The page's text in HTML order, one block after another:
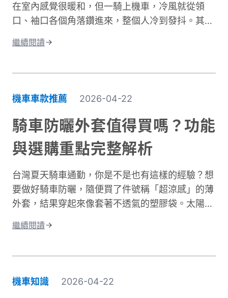
在室內感覺很暖和，但一騎上機車，冷風就從領
口、袖口各個角落鑽進來，整個人冷到發抖。其實
護。台灣氣候的冬季雖然氣溫很少跌破0度，但
擊。當你在冬季騎車時，迎面而來的強風會快速破
壞人體周圍的隔熱空氣層。即使環境溫度有
10°C，在時速 50 公里的風壓下，體感溫度約降至
5 至 6°C 左右，溫降幅度接近一半。 更糟的是，
台灣冬季平均相對濕度經常高於75%。潮濕空氣傳
灌進衣服裡，身體必須消耗更多能量去加熱這些水
分子，騎車保暖變得格外困難。這就是為什麼一件
真正有效的防寒外套對機車族來說不只是選配，而
是冬季的必需品。接下來我們將深入分析如何挑選
繼續閱讀
機車車款推薦 2026-04-22
騎車防曬外套值得買嗎？功能
與選購重點完整解析
台灣夏天騎車通勤，你是不是也有這樣的經驗？想
要做好騎車防曬，隨便買了件號稱「超涼感」的薄
外套，結果穿起來像套著不透氣的塑膠袋。太陽確
境，許多騎士都遇過。一件真正好的騎車防曬外套
帶你了解如何挑選適合的防曬外套，讓你在烈日下
騎車依然保持舒適，不再當冤大頭。
繼續閱讀
機車知識 2026-04-22